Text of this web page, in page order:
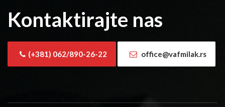
Kontaktirajte nas
(+381) 062/890-26-22 office@vafmilak.rs